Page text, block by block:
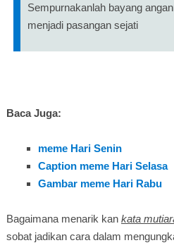
Sempurnakanlah bayang
menjadi pasangan sejati
Baca Juga:
meme Hari Senin
Caption meme Hari Selasa
Gambar meme Hari Rabu
Bagaimana menarik kan kata
sobat jadikan cara dalam